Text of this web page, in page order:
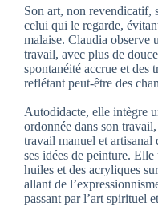
Son art, non revendicatif,
celui qui le regarde,
malaise. Claudia observe
travail, avec plus de
spontanéité accrue et des
reflétant peut-être des
Autodidacte, elle intègre
ordonnée dans son
travail manuel et
ses idées de peinture.
huiles et des acryliques
allant de
passant par l’art spirituel